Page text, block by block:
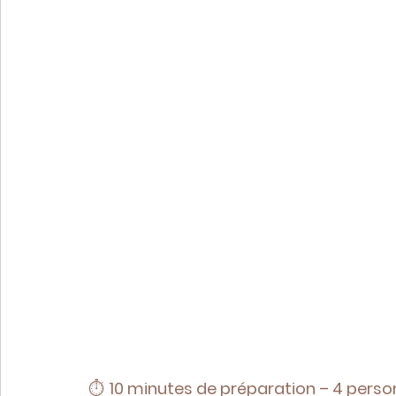
⏱️ 10 minutes de préparation – 4